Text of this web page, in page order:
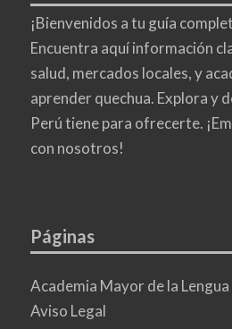
¡Bienvenidos a tu guía
Encuentra aquí información
salud, mercados locales, y
aprender quechua. Explora y
Perú tiene para ofrecerte.
con nosotros!
Páginas
Academia Mayor de la
Aviso Legal